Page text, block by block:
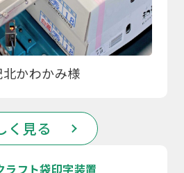
北かわかみ様
く見る
ラフト袋印字装置